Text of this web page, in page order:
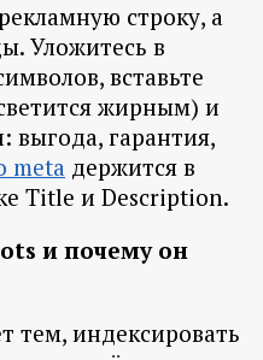
строку, а
Уложитесь в
вставьте
жирным) и
выгода, гарантия,
meta держится в
Title и Description.
и почему он
тем, индексировать